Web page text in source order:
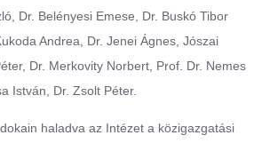
Dr. Belényesi Emese, Dr. Buskó Tibor
Andrea, Dr. Jenei Ágnes, Jószai
Dr. Merkovity Norbert, Prof. Dr. Nemes
István, Dr. Zsolt Péter.
haladva az Intézet a közigazgatási